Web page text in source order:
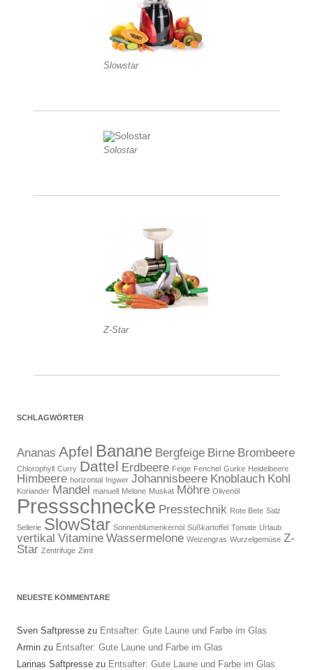
Slowstar
Solostar
Z-Star
SCHLAGWÖRTER
Ananas Apfel Banane Bergfeige Birne Brombeere
Chlorophyll Curry Dattel Erdbeere Feige Fenchel Gurke Heidelbeere
Himbeere horizontal Ingwer Johannisbeere Knoblauch Kohl
Koriander Mandel manuell Melone Muskat Möhre Olivenöl
Pressschnecke Presstechnik Rote Bete Salz
Sellerie SlowStar Sonnenblumenkernöl Süßkartoffel Tomate Urlaub
vertikal Vitamine Wassermelone Weizengras Wurzelgemüse Z-
Star Zentrifuge Zimt
NEUESTE KOMMENTARE
Sven Saftpresse zu Entsafter: Gute Laune und Farbe im Glas
Armin zu Entsafter: Gute Laune und Farbe im Glas
Larinas Saftpresse zu Entsafter: Gute Laune und Farbe im Glas